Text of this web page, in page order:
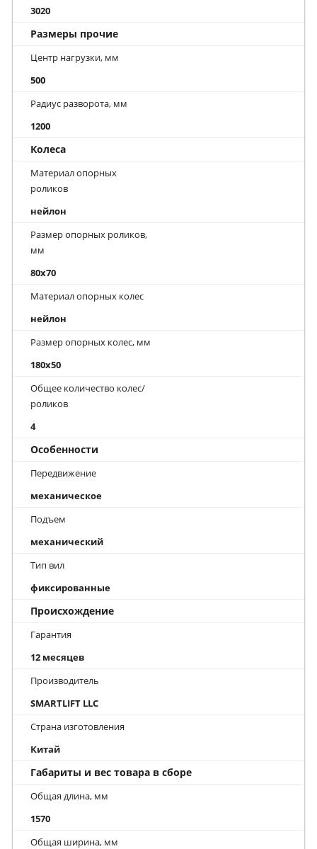
3020
Размеры прочие
Центр нагрузки, мм
500
Радиус разворота, мм
1200
Колеса
Материал опорных
роликов
нейлон
Размер опорных роликов,
мм
80x70
Материал опорных колес
нейлон
Размер опорных колес, мм
180x50
Общее количество колес/
роликов
4
Особенности
Передвижение
механическое
Подъем
механический
Тип вил
фиксированные
Происхождение
Гарантия
12 месяцев
Производитель
SMARTLIFT LLC
Страна изготовления
Китай
Габариты и вес товара в сборе
Общая длина, мм
1570
Общая ширина, мм